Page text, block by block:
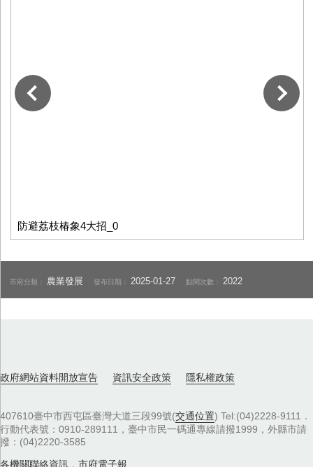
防避荔枝椿象4大招_0
市府分類： 農業發展 發布日期： 2025-01-27 點閱次數： 2022
政府網站資料開放宣告 資訊安全政策 隱私權政策
407610臺中市西屯區臺灣大道三段99號(交通位置) Tel:(04)2228-9111．
行動代表號：0910-289111，臺中市民一碼通專線請撥1999，外縣市請
撥：(04)2220-3585
各機關聯絡資訊 ， 市府電子報